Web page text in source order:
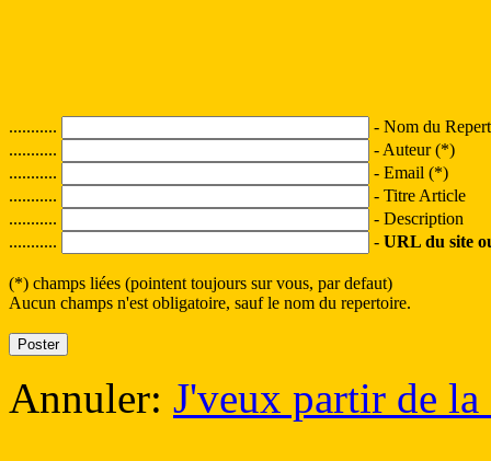
...........
- Nom du
...........
- Auteur (*)
...........
- Email (*)
...........
- Titre Article
...........
- Description
...........
- URL du site
(*) champs liées (pointent toujours sur vous, par defaut)
Aucun champs n'est obligatoire, sauf le nom du repertoire.
Annuler: J'veux partir de